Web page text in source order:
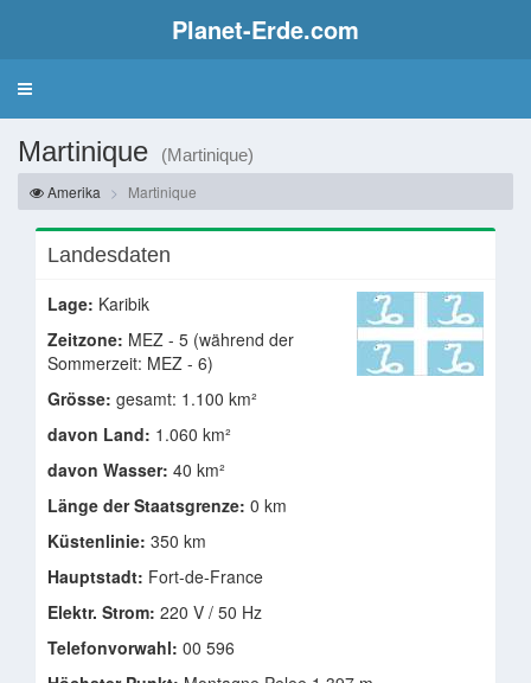
Planet-Erde.com
Martinique
(Martinique)
Amerika
Martinique
Landesdaten
Lage: Karibik
Zeitzone: MEZ - 5 (während der
Sommerzeit: MEZ - 6)
Grösse: gesamt: 1.100 km²
davon Land: 1.060 km²
davon Wasser: 40 km²
Länge der Staatsgrenze: 0 km
Küstenlinie: 350 km
Hauptstadt: Fort-de-France
Elektr. Strom: 220 V / 50 Hz
Telefonvorwahl: 00 596